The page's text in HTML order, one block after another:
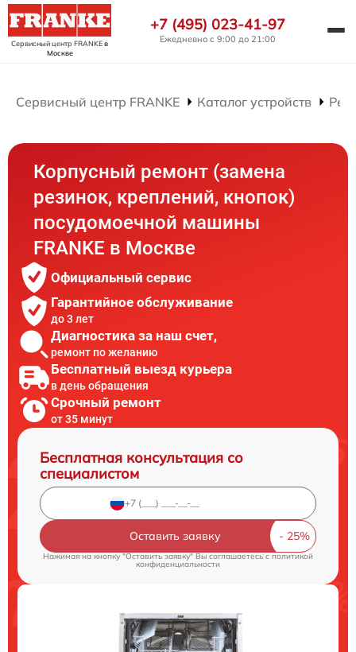
Сервисный центр FRANKEв
Москве
+7 (495) 023-41-97
Ежедневно с 9:00 до 21:00
Сервисный центр FRANKE Каталог устройств
Корпусный ремонт (замена
резинок, креплений, кнопок)
посудомоечной машины
FRANKE в Москве
Официальный сервис
Гарантийное обслуживание
до 3 лет
Диагностика за наш счет,
ремонт по желанию
Бесплатный выезд курьера
в день обращения
Срочный ремонт
от 35 минут
Бесплатная консультация со
специалистом
Оставить заявку
Нажимая на кнопку "Оставить заявку" Вы соглашаетесь cполитикой
конфиденциальности